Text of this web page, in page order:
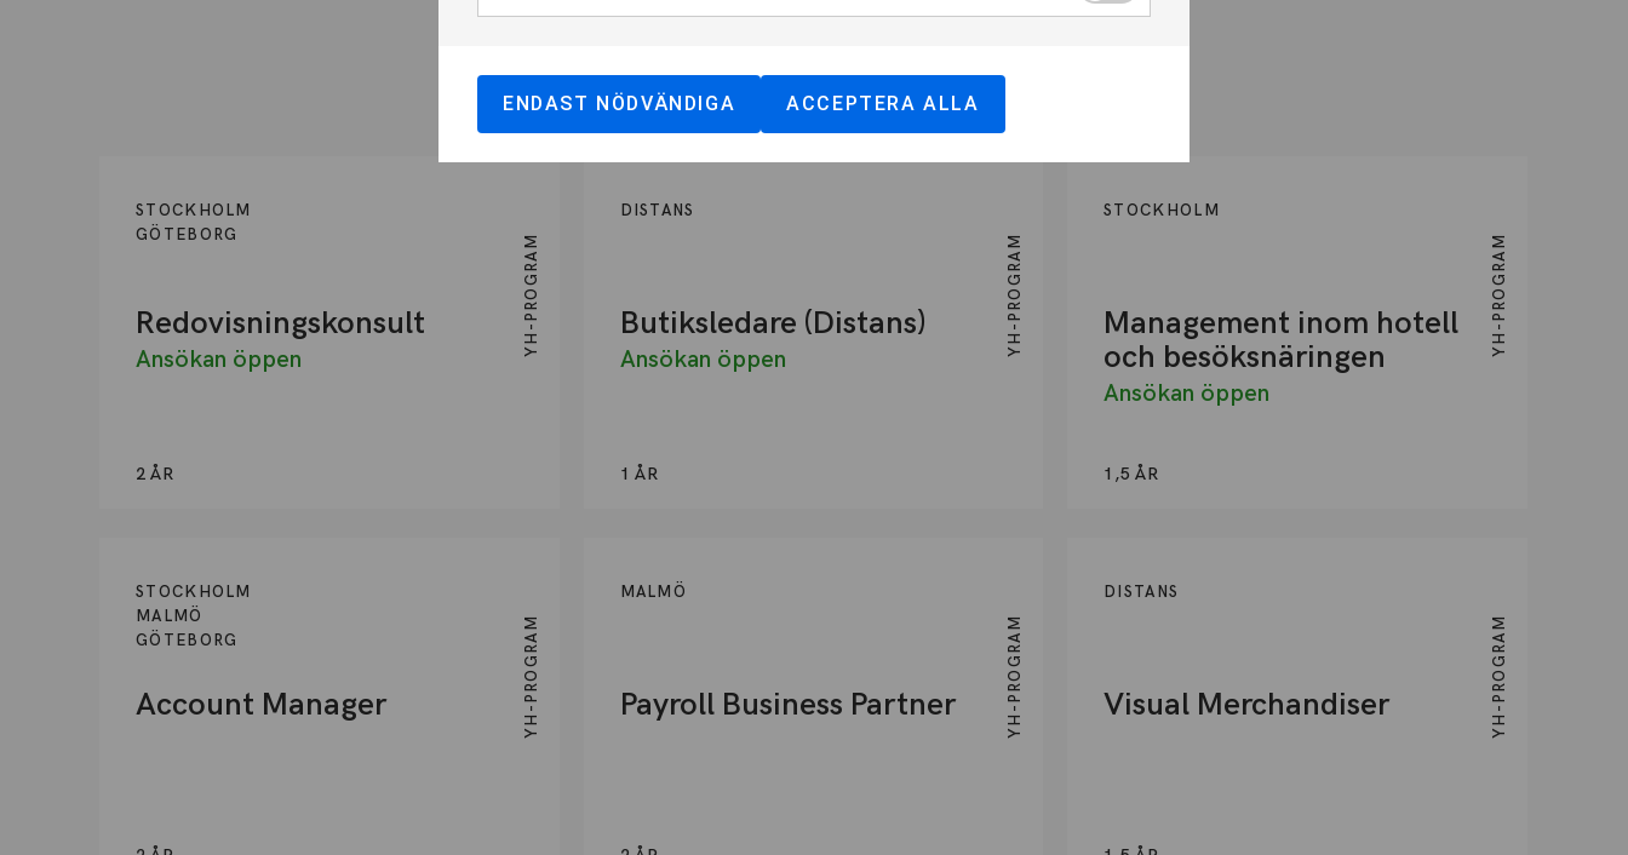
ORT Distans 3 Göteborg 2 Malmö 2 Stockholm
KATEGORI YH-Flex 3
STOCKHOLM
GÖTEBORG
Redovisningskonsult
Ansökan öppen
YH-PROGRAM
2 ÅR
DISTANS
Butiksledare (Distans)
Ansökan öppen
YH-PROGRAM
1 ÅR
STOCKHOLM
Management inom hotell
och besöksnäringen
Ansökan öppen
YH-PROGRAM
1,5 ÅR
STOCKHOLM
MALMÖ
GÖTEBORG
Account Manager YH-PROGRAM
MALMÖ
Payroll Business Partner YH-PROGRAM
DISTANS
Visual Merchandiser YH-PROGRAM
ENDAST NÖDVÄNDIGA ACCEPTERA ALLA